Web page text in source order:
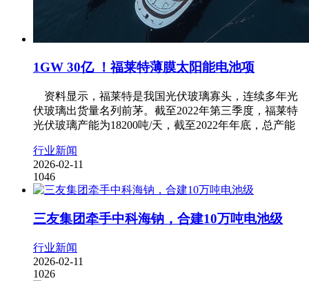
1GW 30亿 ！福莱特薄膜太阳能电池项
资料显示，福莱特是我国光伏玻璃寡头，连续多年光
伏玻璃出货量名列前茅。截至2022年第三季度，福莱特
光伏玻璃产能为18200吨/天，截至2022年年底，总产能
行业新闻
2026-02-11
1046
三友集团牵手中科海钠，合建10万吨电池级
行业新闻
2026-02-11
1026